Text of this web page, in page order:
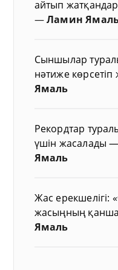
айтып
—Ламин
Сыншылар
нәтиже көрсетіп
Ямаль
Рекордтар
үшін жасалады
Ямаль
Жас ерекшелігі:
жасыңның
Ямаль